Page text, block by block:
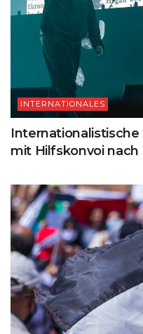
INTERNATIONALES
mit Hilfskonvoi nach